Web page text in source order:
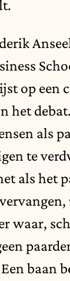
op een
het
als
te
als het
waar,
baan